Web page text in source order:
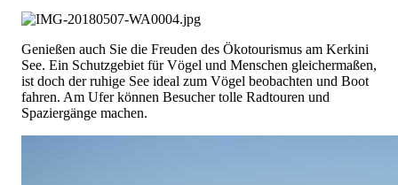
Genießen auch Sie die Freuden des Ökotourismus am Kerkini
See. Ein Schutzgebiet für Vögel und Menschen gleichermaßen,
ist doch der ruhige See ideal zum Vögel beobachten und Boot
fahren. Am Ufer können Besucher tolle Radtouren und
Spaziergänge machen.